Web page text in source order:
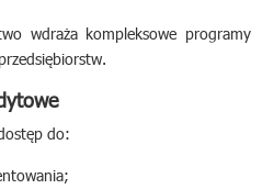
wdraża kompleksowe programy
do: